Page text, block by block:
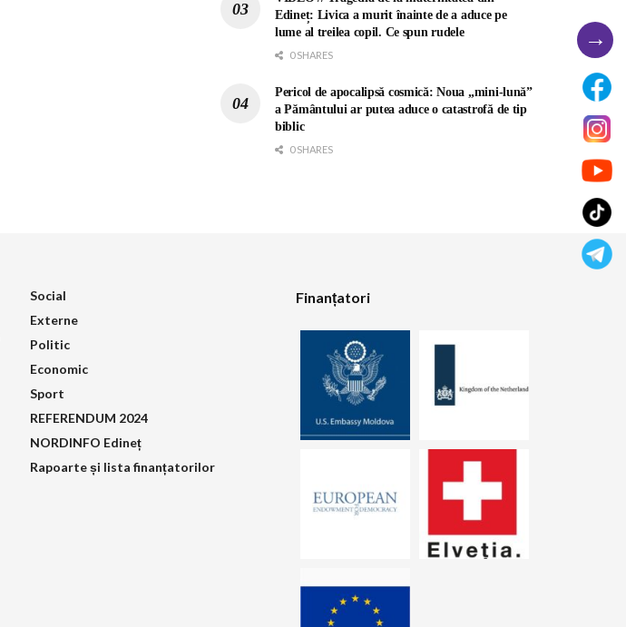
Edineț: Livica a murit înainte de a aduce pe
lume al treilea copil. Ce spun rudele
0 SHARES
Pericol de apocalipsă cosmică: Noua „mini-lună”
a Pământului ar putea aduce o catastrofă de tip
biblic
0 SHARES
Social
Externe
Politic
Economic
Sport
REFERENDUM 2024
NORDINFO Edineț
Rapoarte și lista finanțatorilor
Finanțatori
→